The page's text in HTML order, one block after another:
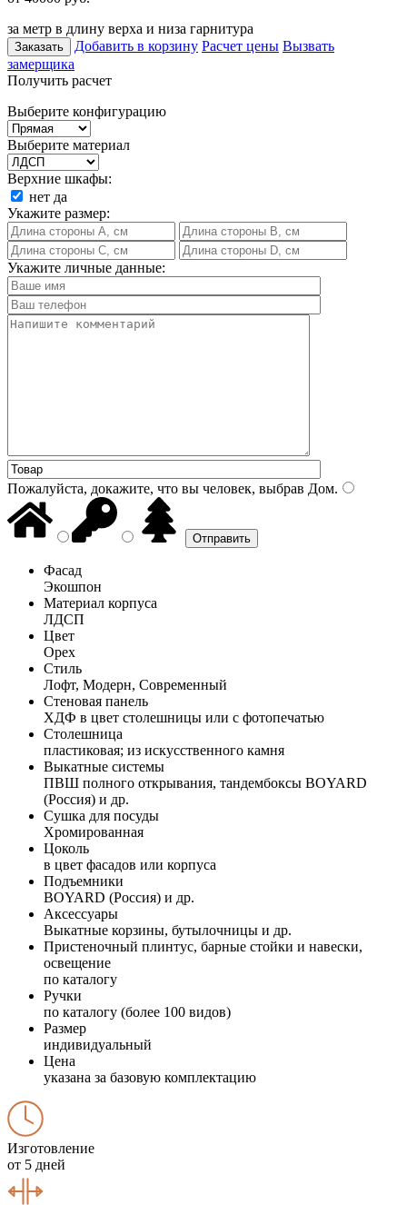
за метр в длину верха и низа гарнитура
Заказать Добавить в корзину Расчет цены Вызвать
замерщика
Получить расчет
Выберите конфигурацию
Выберите материал
Верхние шкафы:
нет да
Укажите размер:
Укажите личные данные:
Пожалуйста, докажите, что вы человек, выбрав Дом.
Фасад
Экошпон
Материал корпуса
ЛДСП
Цвет
Орех
Стиль
Лофт, Модерн, Современный
Стеновая панель
ХДФ в цвет столешницы или с фотопечатью
Столешница
пластиковая; из искусственного камня
Выкатные системы
ПВШ полного открывания, тандембоксы BOYARD
(Россия) и др.
Сушка для посуды
Хромированная
Цоколь
в цвет фасадов или корпуса
Подъемники
BOYARD (Россия) и др.
Аксессуары
Выкатные корзины, бутылочницы и др.
Пристеночный плинтус, барные стойки и навески,
освещение
по каталогу
Ручки
по каталогу (более 100 видов)
Размер
индивидуальный
Цена
указана за базовую комплектацию
Изготовление
от 5 дней